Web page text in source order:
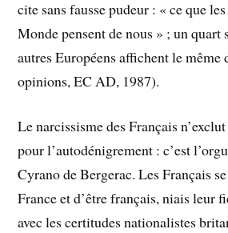
cite sans fausse pudeur : « ce que
Monde pensent de nous » ; un quart
autres Européens affichent le même
opinions, EC AD, 1987).
Le narcissisme des Français
pour l’autodénigrement : c’est
Cyrano de Bergerac. Les Français
France et d’être français, niais leur
avec les certitudes nationalistes